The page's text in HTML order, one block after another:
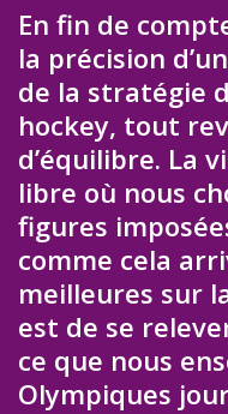
En fin de
la précision
de la stratégie
hockey, tout
d’équilibre. La
libre où nous
figures
comme cela
meilleures sur
est de se
ce que nous
Olympiques